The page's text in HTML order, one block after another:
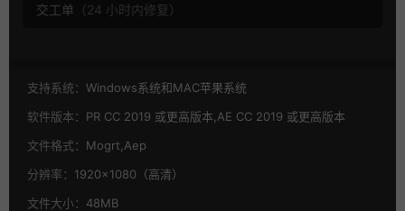
交工单 （24 小时内修复）
支持系统： Windows系统和MAC苹果系统
软件版本： PR CC 2019 或更高版本,AE CC 2019 或更高版本
文件格式： Mogrt,Aep
分辨率： 1920×1080（高清）
文件大小： 48MB